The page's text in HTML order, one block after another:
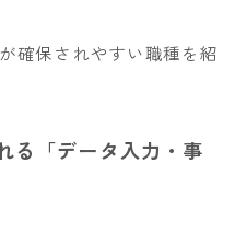
確保されやすい職種を紹
る「データ入力・事